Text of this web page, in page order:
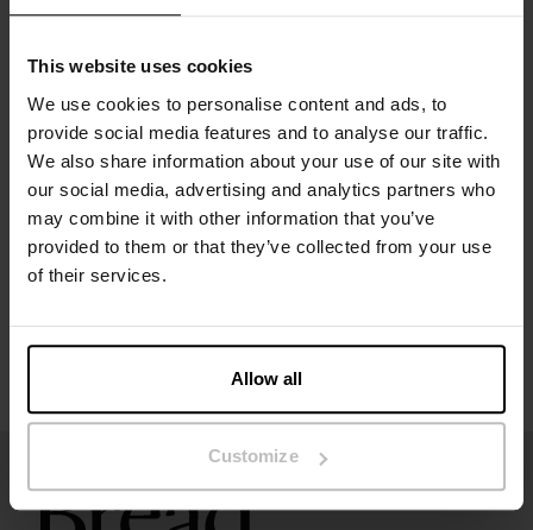
This website uses cookies
We use cookies to personalise content and ads, to
provide social media features and to analyse our traffic.
We also share information about your use of our site with
our social media, advertising and analytics partners who
may combine it with other information that you’ve
provided to them or that they’ve collected from your use
of their services.
Allow all
Customize
taille M.
Spécification
Guide des tailles